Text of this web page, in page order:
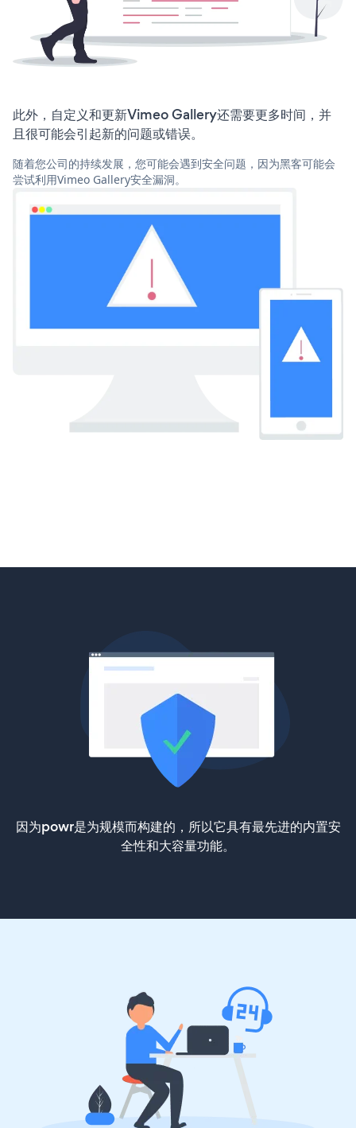
此外，自定义和更新Vimeo Gallery还需要更多时间，并
且很可能会引起新的问题或错误。
随着您公司的持续发展，您可能会遇到安全问题，因为黑客可能会
尝试利用Vimeo Gallery安全漏洞。
因为powr是为规模而构建的，所以它具有最先进的内置安
全性和大容量功能。